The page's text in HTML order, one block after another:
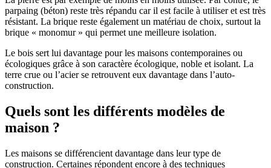
parpaing (béton) reste très répandu car il est facile à utiliser et est très
résistant. La brique reste également un matériau de choix, surtout la
brique « monomur » qui permet une meilleure isolation.
Le bois sert lui davantage pour les maisons contemporaines ou
écologiques grâce à son caractère écologique, noble et isolant. La
terre crue ou l’acier se retrouvent eux davantage dans l’auto-
construction.
Quels sont les différents modèles de
maison ?
Les maisons se différencient davantage dans leur type de
construction. Certaines répondent encore à des techniques